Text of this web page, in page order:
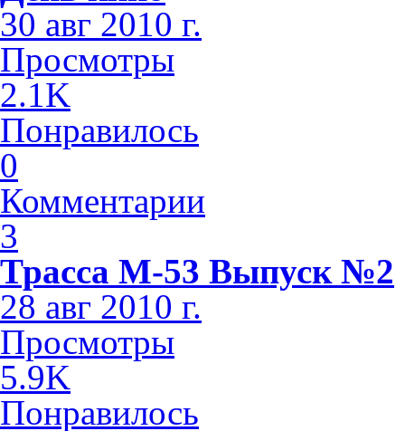
30 авг 2010 г.
Просмотры
2.1K
Понравилось
0
Комментарии
3
Трасса М-53 Выпуск №2
28 авг 2010 г.
Просмотры
5.9K
Понравилось